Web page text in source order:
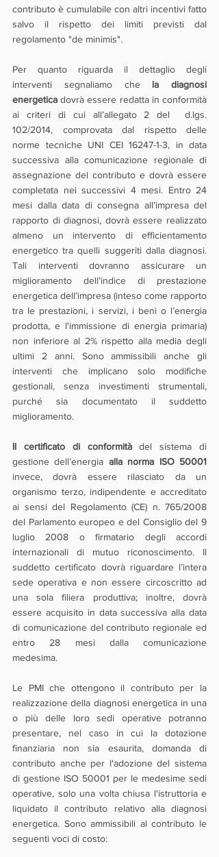
contributo è cumulabile con altri incentivi fatto
salvo il rispetto dei limiti previsti dal
regolamento "de minimis".
Per quanto riguarda il dettaglio degli
interventi segnaliamo che la diagnosi
energetica dovrà essere redatta in conformità
ai criteri di cui all’allegato 2 del  d.lgs.
102/2014, comprovata dal rispetto delle
norme tecniche UNI CEI 16247-1-3, in data
successiva alla comunicazione regionale di
assegnazione del contributo e dovrà essere
completata nei successivi 4 mesi. Entro 24
mesi dalla data di consegna all’impresa del
rapporto di diagnosi, dovrà essere realizzato
almeno un intervento di efficientamento
energetico tra quelli suggeriti dalla diagnosi.
Tali interventi dovranno assicurare un
miglioramento dell’indice di prestazione
energetica dell’impresa (inteso come rapporto
tra le prestazioni, i servizi, i beni o l’energia
prodotta, e l'immissione di energia primaria)
non inferiore al 2% rispetto alla media degli
ultimi 2 anni. Sono ammissibili anche gli
interventi che implicano solo modifiche
gestionali, senza investimenti strumentali,
purché sia documentato il suddetto
miglioramento.
Il certificato di conformità del sistema di
gestione dell’energia
invece, dovrà essere rilasciato da un
organismo terzo, indipendente e accreditato
ai sensi del Regolamento (CE) n. 765/2008
del Parlamento europeo e del Consiglio del 9
luglio 2008 o firmatario degli accordi
internazionali di mutuo riconoscimento. Il
suddetto certificato dovrà riguardare l’intera
sede operativa e non essere circoscritto ad
una sola filiera produttiva; inoltre, dovrà
essere acquisito in data successiva alla data
di comunicazione del contributo regionale ed
entro 28 mesi dalla comunicazione
medesima.
Le PMI che ottengono il contributo per la
realizzazione della diagnosi energetica in una
o più delle loro sedi operative potranno
presentare, nel caso in cui la dotazione
finanziaria non sia esaurita, domanda di
contributo anche per l'adozione del sistema
di gestione ISO 50001 per le medesime sedi
operative, solo una volta chiusa l'istruttoria e
liquidato il contributo relativo alla diagnosi
energetica. Sono ammissibili al contributo le
seguenti voci di costo: